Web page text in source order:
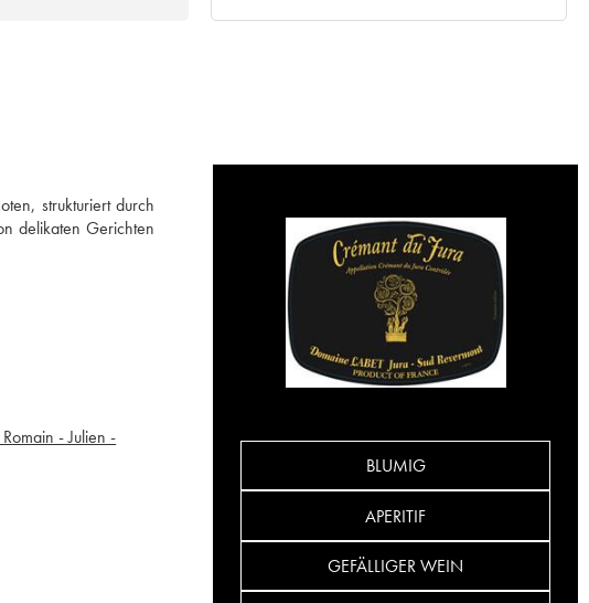
strukturiert durch
delikaten Gerichten
BLUMIG
APERITIF
GEFÄLLIGER WEIN
- Julien -